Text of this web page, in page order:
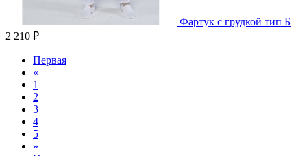
Фартук с грудкой тип Б
2 210 ₽
Первая
«
1
2
3
4
5
»